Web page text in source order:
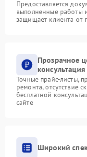
Предоставляется
выполненные работы
защищает клиента от
Прозрачное
консультация
Точные прайс-листы,
ремонта, отсутствие
бесплатной
сайте
Широкий